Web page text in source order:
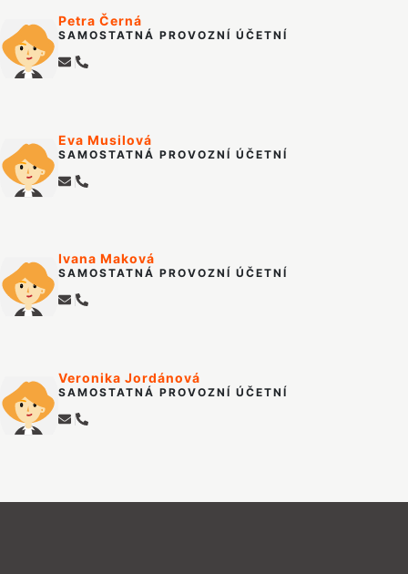
Petra Černá
SAMOSTATNÁ PROVOZNÍ ÚČETNÍ
Eva Musilová
SAMOSTATNÁ PROVOZNÍ ÚČETNÍ
Ivana Maková
SAMOSTATNÁ PROVOZNÍ ÚČETNÍ
Veronika Jordánová
SAMOSTATNÁ PROVOZNÍ ÚČETNÍ